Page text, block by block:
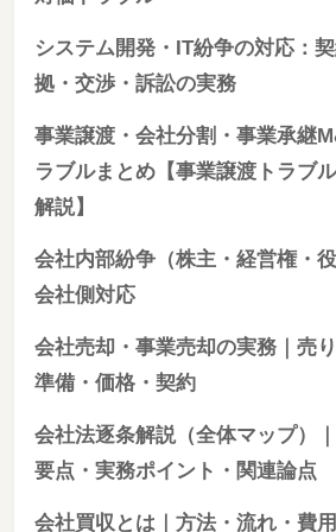
システム開発・IT紛争の対応：
拠・交渉・訴訟の実務
事業譲渡・会社分割・事業承継
ラブルまとめ【事業譲渡トラブ
解説】
会社内部紛争（株主・経営権・
会社側対応
会社売却・事業売却の実務｜売
準備・価格・契約
会社法逐条解説（全体マップ）
要点・実務ポイント・関連論点
会社買収とは｜方法・流れ・費